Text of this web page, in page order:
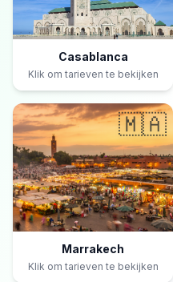
Casablanca
Klik om tarieven te bekijken
🇲🇦
Marrakech
Klik om tarieven te bekijken